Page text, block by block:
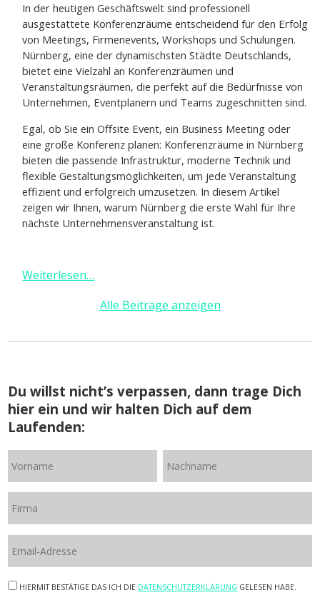
In der heutigen Geschäftswelt sind professionell
ausgestattete Konferenzräume entscheidend für den Erfolg
von Meetings, Firmenevents, Workshops und Schulungen.
Nürnberg, eine der dynamischsten Städte Deutschlands,
bietet eine Vielzahl an Konferenzräumen und
Veranstaltungsräumen, die perfekt auf die Bedürfnisse von
Unternehmen, Eventplanern und Teams zugeschnitten sind.
Egal, ob Sie ein Offsite Event, ein Business Meeting oder
eine große Konferenz planen: Konferenzräume in Nürnberg
bieten die passende Infrastruktur, moderne Technik und
flexible Gestaltungsmöglichkeiten, um jede Veranstaltung
effizient und erfolgreich umzusetzen. In diesem Artikel
zeigen wir Ihnen, warum Nürnberg die erste Wahl für Ihre
nächste Unternehmensveranstaltung ist.
Weiterlesen…
Alle Beiträge anzeigen
Du willst nicht’s verpassen, dann trage Dich
hier ein und wir halten Dich auf dem
Laufenden:
HIERMIT BESTÄTIGE DAS ICH DIE DATENSCHUTZERKLÄRUNG GELESEN HABE.